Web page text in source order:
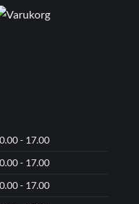
- 17.00
- 17.00
- 17.00